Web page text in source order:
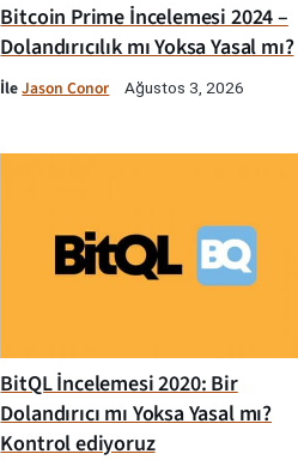
Bitcoin Prime İncelemesi 2024 –
Dolandırıcılık mı Yoksa Yasal mı?
İleJason Conor Ağustos 3, 2026
BitQL İncelemesi 2020: Bir
Dolandırıcı mı Yoksa Yasal mı?
Kontrol ediyoruz